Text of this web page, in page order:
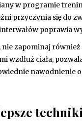
w programie
przyczynia się do
poprawia
zapominaj
wzdłuż ciała,
nawodnienie